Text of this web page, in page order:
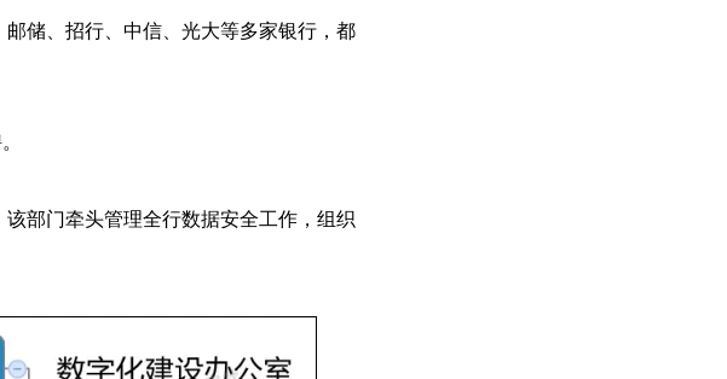
储、招行、中信、光大等多家银行，都
该部门牵头管理全行数据安全工作，组织